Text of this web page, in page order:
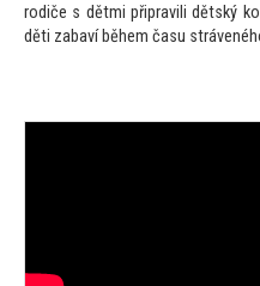
rodiče s dětmi připravili dětský
děti zabaví během času